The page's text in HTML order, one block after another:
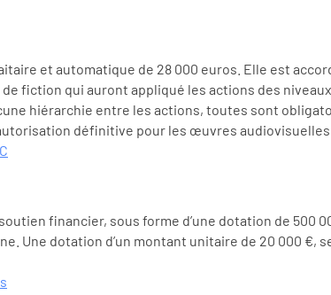
et automatique de 28 000 euros. Elle est
fiction qui auront appliqué les actions des
hiérarchie entre les actions, toutes sont
définitive pour les œuvres audiovisuelles.
financier, sous forme d’une dotation de
Une dotation d’un montant unitaire de 20 000